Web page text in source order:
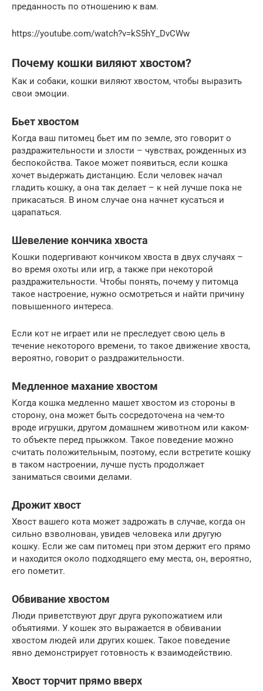
преданность по отношению к вам.
https://youtube.com/watch?v=kS5hY_DvCWw
Почему кошки виляют хвостом?
Как и собаки, кошки виляют хвостом, чтобы выразить
свои эмоции.
Бьет хвостом
Когда ваш питомец бьет им по земле, это говорит о
раздражительности и злости – чувствах, рожденных из
беспокойства. Такое может появиться, если кошка
хочет выдержать дистанцию. Если человек начал
гладить кошку, а она так делает – к ней лучше пока не
прикасаться. В ином случае она начнет кусаться и
царапаться.
Шевеление кончика хвоста
Кошки подергивают кончиком хвоста в двух случаях –
во время охоты или игр, а также при некоторой
раздражительности. Чтобы понять, почему у питомца
такое настроение, нужно осмотреться и найти причину
повышенного интереса.
Если кот не играет или не преследует свою цель в
течение некоторого времени, то такое движение хвоста,
вероятно, говорит о раздражительности.
Медленное махание хвостом
Когда кошка медленно машет хвостом из стороны в
сторону, она может быть сосредоточена на чем-то
вроде игрушки, другом домашнем животном или каком-
то объекте перед прыжком. Такое поведение можно
считать положительным, поэтому, если встретите кошку
в таком настроении, лучше пусть продолжает
заниматься своими делами.
Дрожит хвост
Хвост вашего кота может задрожать в случае, когда он
сильно взволнован, увидев человека или другую
кошку. Если же сам питомец при этом держит его прямо
и находится около подходящего ему места, он, вероятно,
его пометит.
Обвивание хвостом
Люди приветствуют друг друга рукопожатием или
объятиями. У кошек это выражается в обвивании
хвостом людей или других кошек. Такое поведение
явно демонстрирует готовность к взаимодействию.
Хвост торчит прямо вверх